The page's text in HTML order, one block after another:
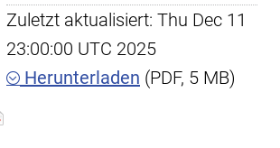
Zuletzt aktualisiert: Thu Dec 11
23:00:00 UTC 2025
Herunterladen (PDF, 5 MB)